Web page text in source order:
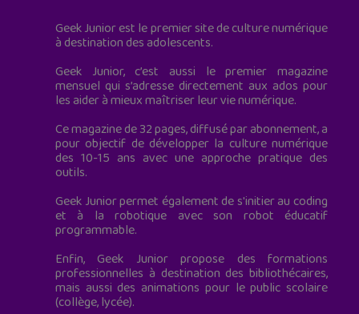
Geek Junior est le premier site de culture numérique
à destination des adolescents.
Geek Junior, c’est aussi le premier magazine
mensuel qui s’adresse directement aux ados pour
les aider à mieux maîtriser leur vie numérique.
Ce magazine de 32 pages, diffusé par abonnement, a
pour objectif de développer la culture numérique
des 10-15 ans avec une approche pratique des
outils.
Geek Junior permet également de s'initier au coding
et à la robotique avec son robot éducatif
programmable.
Enfin, Geek Junior propose des formations
professionnelles à destination des bibliothécaires,
mais aussi des animations pour le public scolaire
(collège, lycée).